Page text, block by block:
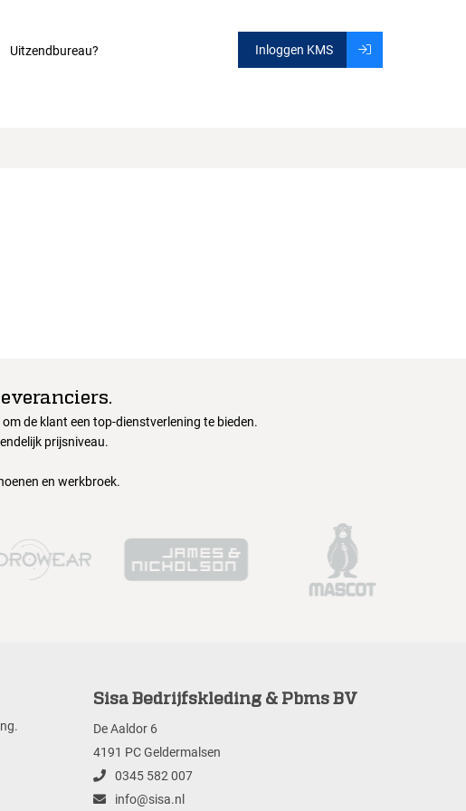
Uitzendbureau? Inloggen KMS
de klant een top-dienstverlening te bieden.
prijsniveau.
en werkbroek.
Sisa Bedrijfskleding & Pbms BV
De Aaldor 6
4191 PC Geldermalsen
0345 582 007
info@sisa.nl